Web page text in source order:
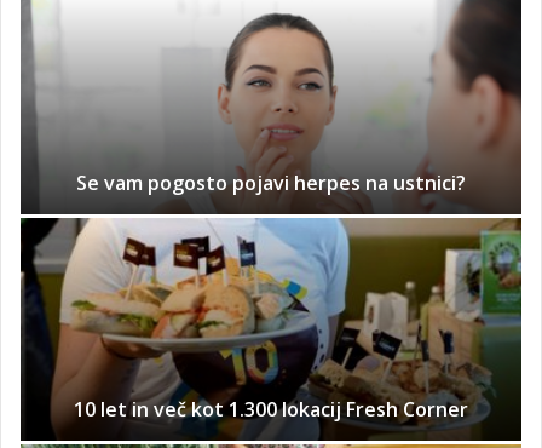
Se vam pogosto pojavi herpes na ustnici?
10 let in več kot 1.300 lokacij Fresh Corner